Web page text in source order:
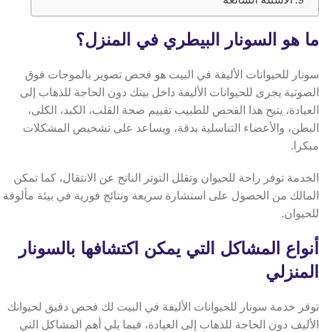
ما هو السونار البيطري في المنزل؟
سونار للحيوانات الأليفة في البيت هو فحص تصوير بالموجات فوق
الصوتية يجرى للحيوانات الأليفة داخل بيتك دون الحاجة للذهاب إلى
العيادة، يتيح هذا الفحص للطبيب تقييم صحة القلب، الكبد، الكلى،
البطن، والأعضاء التناسلية بدقة، ويساعد على تشخيص المشكلات
مبكرا.
الخدمة توفر راحة للحيوان وتقلل التوتر الناتج عن الانتقال، كما تمكن
المالك من الحصول على استشارة سريعة ونتائج فورية في بيئة مألوفة
للحيوان.
أنواع المشاكل التي يمكن اكتشافها بالسونار
المنزلي
توفر خدمة سونار للحيوانات الأليفة في البيت لك فحص دقيق لحيوانك
الأليف دون الحاجة للذهاب إلى العيادة، فيما يلي أهم المشاكل التي